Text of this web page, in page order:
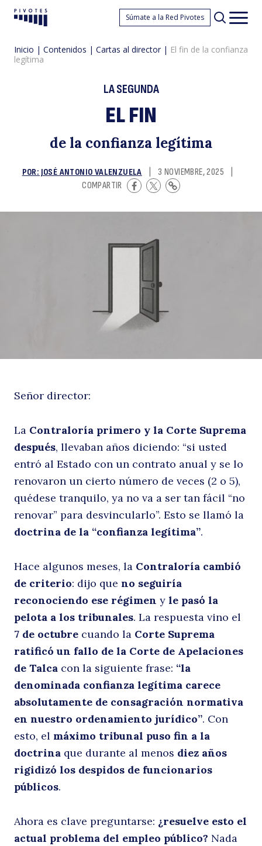
El
la
Pivotes Súmate a la Red Pivotes
Inicio | Contenidos | Cartas al director | El fin de la confianza
legítima
LA SEGUNDA
EL FIN
de la confianza legítima
POR: JOSÉ ANTONIO VALENZUELA 3 NOVIEMBRE, 2025
COMPARTIR
Señor director:
La Contraloría primero y la Corte Suprema
después, llevaban años diciendo: “si usted
entró al Estado con un contrato anual y se lo
renovaron un cierto número de veces (2 o 5),
quédese tranquilo, ya no va a ser tan fácil “no
renovar” para desvincularlo”. Esto se llamó la
doctrina de la “confianza legítima”.
Hace algunos meses, la Contraloría cambió
de criterio: dijo que no seguiría
reconociendo ese régimen y le pasó la
pelota a los tribunales. La respuesta vino el
7 de octubre cuando la Corte Suprema
ratificó un fallo de la Corte de Apelaciones
de Talca con la siguiente frase: “la
denominada confianza legítima carece
absolutamente de consagración normativa
en nuestro ordenamiento jurídico”. Con
esto, el máximo tribunal puso fin a la
doctrina que durante al menos diez años
rigidizó los despidos de funcionarios
públicos.
Ahora es clave preguntarse: ¿resuelve esto el
actual problema del empleo público? Nada